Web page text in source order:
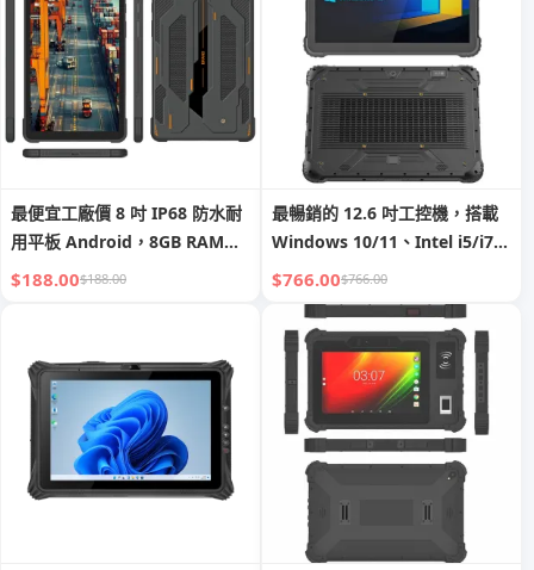
最便宜工廠價 8 吋 IP68 防水耐
用平板 Android，8GB RAM＋
128GB 儲存，具 NFC 功能之防
$188.00$188.00
最暢銷的 12.6 吋工控機，搭載
Windows 10/11、Intel i5/i7、
4G/5G，具 NFC、二維條碼、
RFID 與指紋辨識的耐用型平板
電腦
$766.00$766.00